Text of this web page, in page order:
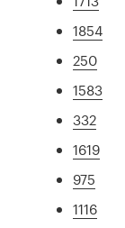
1854
250
1583
332
1619
975
1116